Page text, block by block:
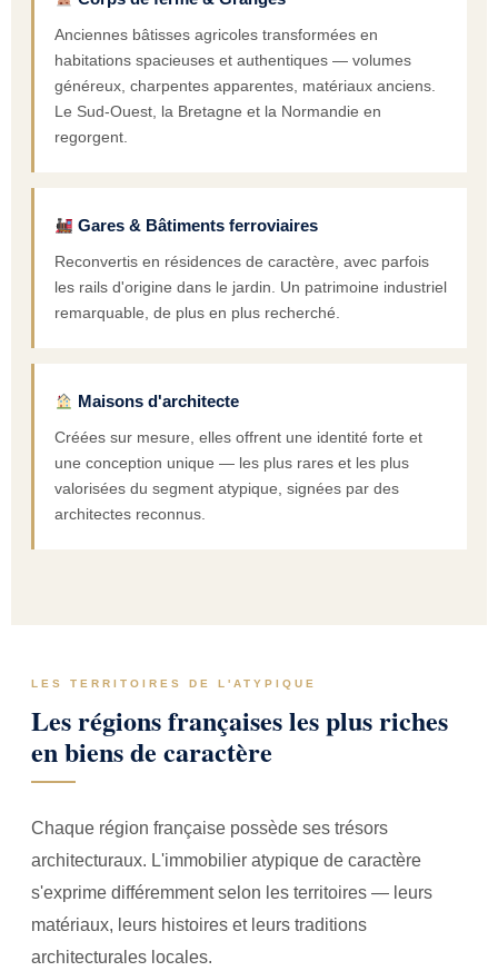
Anciennes bâtisses agricoles transformées en
habitations spacieuses et authentiques — volumes
généreux, charpentes apparentes, matériaux anciens.
Le Sud-Ouest, la Bretagne et la Normandie en
regorgent.
Gares & Bâtiments ferroviaires
Reconvertis en résidences de caractère, avec parfois
les rails d'origine dans le jardin. Un patrimoine industriel
remarquable, de plus en plus recherché.
Maisons d'architecte
Créées sur mesure, elles offrent une identité forte et
une conception unique — les plus rares et les plus
valorisées du segment atypique, signées par des
architectes reconnus.
LES TERRITOIRES DE L'ATYPIQUE
Les régions françaises les plus riches
en biens de caractère
Chaque région française possède ses trésors
architecturaux. L'immobilier atypique de caractère
s'exprime différemment selon les territoires — leurs
matériaux, leurs histoires et leurs traditions
architecturales locales.